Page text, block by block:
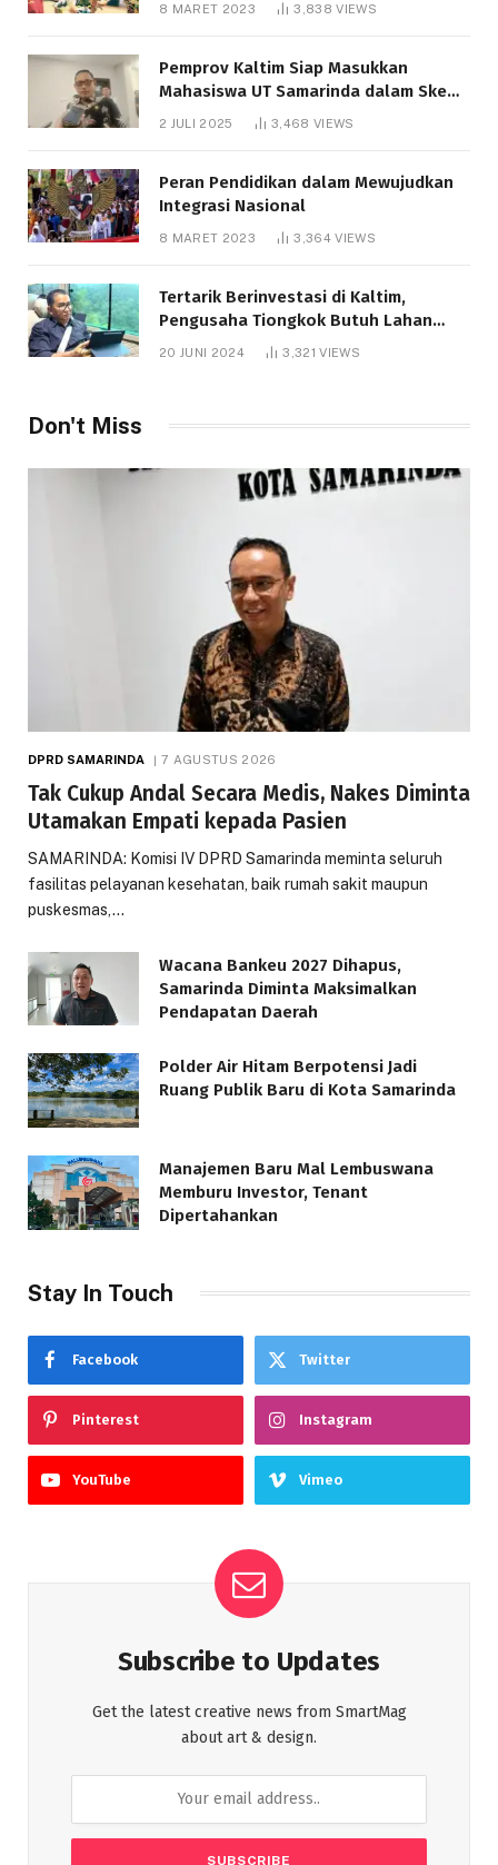
8 MARET 2023 3,838VIEWS
Pemprov Kaltim Siap Masukkan
Mahasiswa UT Samarinda dalam Skema
Bantuan Pendidikan Gratispol
2 JULI 2025 3,468 VIEWS
Peran Pendidikan dalam Mewujudkan
Integrasi Nasional
8 MARET 2023 3,364VIEWS
Tertarik Berinvestasi di Kaltim,
Pengusaha Tiongkok Butuh Lahan
1.000 Hektare
20 JUNI 2024 3,321VIEWS
Don't Miss
DPRD SAMARINDA 7 AGUSTUS 2026
Tak Cukup Andal Secara Medis, Nakes Diminta
Utamakan Empati kepada Pasien
SAMARINDA: Komisi IV DPRD Samarinda meminta seluruh
fasilitas pelayanan kesehatan, baik rumah sakit maupun
puskesmas,…
Wacana Bankeu 2027 Dihapus,
Samarinda Diminta Maksimalkan
Pendapatan Daerah
Polder Air Hitam Berpotensi Jadi
Ruang Publik Baru di Kota Samarinda
Manajemen Baru Mal Lembuswana
Memburu Investor, Tenant
Dipertahankan
Stay In Touch
Facebook Twitter
Pinterest Instagram
YouTube Vimeo
Subscribe to Updates
Get the latest creative news from SmartMag
about art & design.